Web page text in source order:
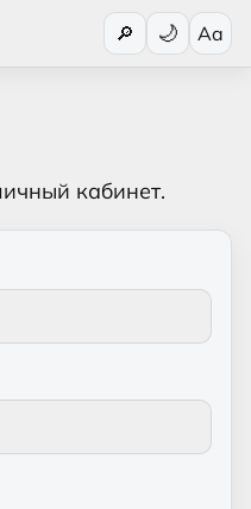
🔎 Aa
кабинет.